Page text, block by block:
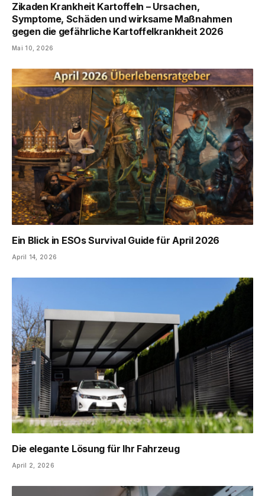
Zikaden Krankheit Kartoffeln – Ursachen,
Symptome, Schäden und wirksame Maßnahmen
gegen die gefährliche Kartoffelkrankheit 2026
Mai 10, 2026
Ein Blick in ESOs Survival Guide für April 2026
April 14, 2026
Die elegante Lösung für Ihr Fahrzeug
April 2, 2026